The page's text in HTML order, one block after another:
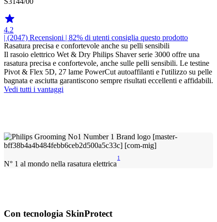
4.2
| (2047) Recensioni | 82% di utenti consiglia questo prodotto
Rasatura precisa e confortevole anche su pelli sensibili
Il rasoio elettrico Wet & Dry Philips Shaver serie 3000 offre una
rasatura precisa e confortevole, anche sulle pelli sensibili. Le testine
Pivot & Flex 5D, 27 lame PowerCut autoaffilanti e l'utilizzo su pelle
bagnata e asciutta garantiscono sempre risultati eccellenti e affidabili.
Vedi tutti i vantaggi
N° 1 al mondo nella rasatura elettrica
1
Con tecnologia SkinProtect